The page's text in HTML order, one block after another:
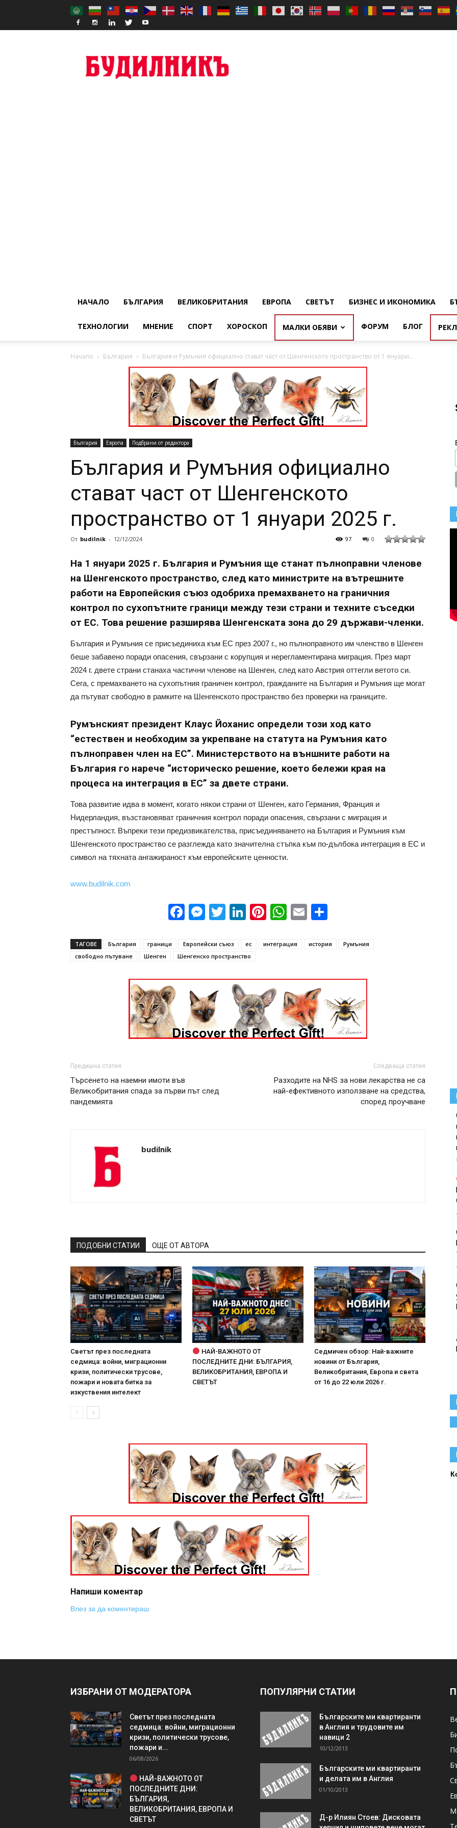
НАЧАЛО БЪЛГАРИЯ ВЕЛИКОБРИТАНИЯ ЕВРОПА СВЕТЪТ БИЗНЕС И ИКОНОМИКА
ТЕХНОЛОГИИ МНЕНИЕ СПОРТ ХОРОСКОП МАЛКИ ОБЯВИ ФОРУМ БЛОГ
Начало България България и Румъния официално стават част от Шенгенското пространство от 1 януари...
България Европа Подбрани от редактора
България и Румъния официално
стават част от Шенгенското
пространство от 1 януари 2025 г.
От budilnik - 12/12/2024 0
97
На 1 януари 2025 г. България и Румъния ще станат пълноправни членове
на Шенгенското пространство, след като министрите на вътрешните
работи на Европейския съюз одобриха премахването на граничния
контрол по сухопътните граници между тези страни и техните съседки
от ЕС. Това решение разширява Шенгенската зона до 29 държави-членки.
България и Румъния се присъединиха към ЕС през 2007 г., но пълноправното им членство в Шенген
беше забавено поради опасения, свързани с корупция и нерегламентирана миграция. През март
2024 г. двете страни станаха частични членове на Шенген, след като Австрия оттегли ветото си.
Сега, с премахването на сухопътния граничен контрол, гражданите на България и Румъния ще могат
да пътуват свободно в рамките на Шенгенското пространство без проверки на границите.
Румънският президент Клаус Йоханис определи този ход като
“естествен и необходим за укрепване на статута на Румъния като
пълноправен член на ЕС”. Министерството на външните работи на
България го нарече “историческо решение, което бележи края на
процеса на интеграция в ЕС” за двете страни.
Това развитие идва в момент, когато някои страни от Шенген, като Германия, Франция и
Нидерландия, възстановяват граничния контрол поради опасения, свързани с миграция и
престъпност. Въпреки тези предизвикателства, присъединяването на България и Румъния към
Шенгенското пространство се разглежда като значителна стъпка към по-дълбока интеграция в ЕС и
символ на тяхната ангажираност към европейските ценности.
www.budilnik.com
Facebook
Messenger
Twitter
LinkedIn
Pinterest
WhatsApp
Email
ТАГОВЕ България граници Европейски съюз ес интеграция история
Румъния
свободно пътуване
Шенген Шенгенско пространство
Предишна статия
Търсенето на наемни имоти във
Великобритания спада за първи път след
пандемията
Следваща статия
Разходите на NHS за нови лекарства не са
най-ефективното използване на средства,
според проучване
budilnik
ПОДОБНИ СТАТИИ ОЩЕ ОТ АВТОРА
Светът през последната
седмица: войни, миграционни
кризи, политически трусове,
пожари и новата битка за
изкуствения интелект
НАЙ-ВАЖНОТО ОТ
ПОСЛЕДНИТЕ ДНИ: БЪЛГАРИЯ,
ВЕЛИКОБРИТАНИЯ, ЕВРОПА И
СВЕТЪТ
Седмичен обзор: Най-важните
новини от България,
Великобритания, Европа и света
от 16 до 22 юли 2026 г.
Напиши коментар
Влез за да коментираш
ИЗБРАНИ ОТ МОДЕРАТОРА
Светът през последната
седмица: войни, миграционни
кризи, политически трусове,
пожари и...
06/08/2026
НАЙ-ВАЖНОТО ОТ
ПОСЛЕДНИТЕ ДНИ:
БЪЛГАРИЯ,
ВЕЛИКОБРИТАНИЯ, ЕВРОПА И
СВЕТЪТ
ПОПУЛЯРНИ СТАТИИ
Българските ми квартиранти
в Англия и трудовите им
навици 2
10/12/2013
Българските ми квартиранти
и делата им в Англия
01/10/2013
Д-р Илиян Стоев: Дисковата